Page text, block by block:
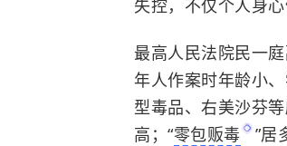
失控，不仅个人身
最高人民法院民一
年人作案时年龄小
型毒品、右美沙芬
高；“零包贩毒
”居